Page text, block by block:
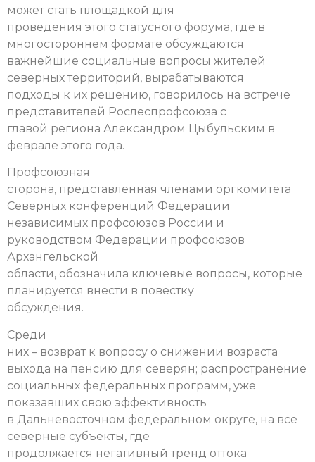
может стать площадкой для
проведения этого статусного форума, где в
многостороннем формате обсуждаются
важнейшие социальные вопросы жителей
северных территорий, вырабатываются
подходы к их решению, говорилось на встрече
представителей Рослеспрофсоюза с
главой региона Александром Цыбульским в
феврале этого года.
Профсоюзная
сторона, представленная членами оргкомитета
Северных конференций Федерации
независимых профсоюзов России и
руководством Федерации профсоюзов
Архангельской
области, обозначила ключевые вопросы, которые
планируется внести в повестку
обсуждения.
Среди
них – возврат к вопросу о снижении возраста
выхода на пенсию для северян; распространение
социальных федеральных программ, уже
показавших свою эффективность
в Дальневосточном федеральном округе, на все
северные субъекты, где
продолжается негативный тренд оттока